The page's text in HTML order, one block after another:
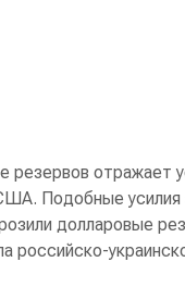
резервов отражает
Подобные усилия
долларовые
российско-